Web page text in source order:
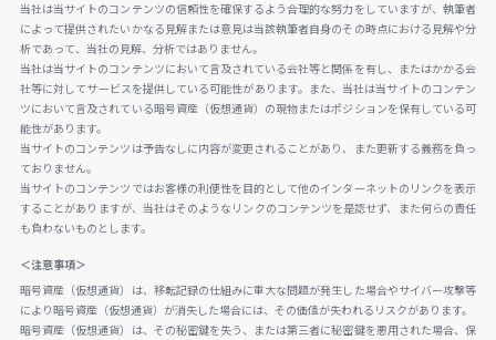
当社は当サイトのコンテンツの信頼性を確保するよう合理的な努力をしていますが、執筆者
によって提供されたいかなる見解または意見は当該執筆者自身のその時点における見解や分
析であって、当社の見解、分析ではありません。
当社は当サイトのコンテンツにおいて言及されている会社等と関係を有し、またはかかる会
社等に対してサービスを提供している可能性があります。また、当社は当サイトのコンテン
ツにおいて言及されている暗号資産（仮想通貨）の現物またはポジションを保有している可
能性があります。
当サイトのコンテンツは予告なしに内容が変更されることがあり、また更新する義務を負っ
ておりません。
当サイトのコンテンツではお客様の利便性を目的として他のインターネットのリンクを表示
することがありますが、当社はそのようなリンクのコンテンツを是認せず、また何らの責任
も負わないものとします。
＜注意事項＞
暗号資産（仮想通貨）は、移転記録の仕組みに重大な問題が発生した場合やサイバー攻撃等
により暗号資産（仮想通貨）が消失した場合には、その価値が失われるリスクがあります。
暗号資産（仮想通貨）は、その秘密鍵を失う、または第三者に秘密鍵を悪用された場合、保